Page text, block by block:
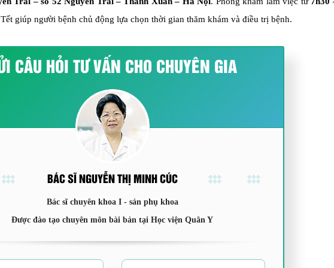
giúp người bệnh chủ động lựa chọn thời gian thăm khám và điều trị bệnh.
CÂU HỎI TƯ VẤN CHO CHUYÊN GIA
BÁC SĨ NGUYỄN THỊ MINH CÚC
Bác sĩ chuyên khoa I - sản phụ khoa
Được đào tạo chuyên môn bài bản tại Học viện Quân Y